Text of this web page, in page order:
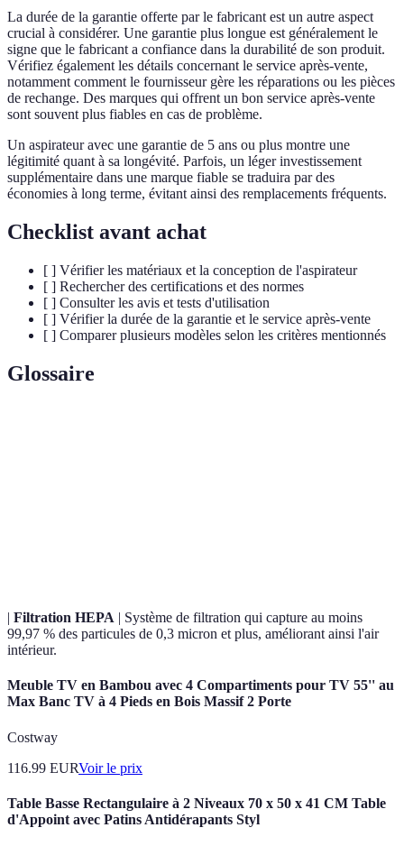
La durée de la garantie offerte par le fabricant est un autre aspect
crucial à considérer. Une garantie plus longue est généralement le
signe que le fabricant a confiance dans la durabilité de son produit.
Vérifiez également les détails concernant le service après-vente,
notamment comment le fournisseur gère les réparations ou les pièces
de rechange. Des marques qui offrent un bon service après-vente
sont souvent plus fiables en cas de problème.
Un aspirateur avec une garantie de 5 ans ou plus montre une
légitimité quant à sa longévité. Parfois, un léger investissement
supplémentaire dans une marque fiable se traduira par des
économies à long terme, évitant ainsi des remplacements fréquents.
Checklist avant achat
[ ] Vérifier les matériaux et la conception de l'aspirateur
[ ] Rechercher des certifications et des normes
[ ] Consulter les avis et tests d'utilisation
[ ] Vérifier la durée de la garantie et le service après-vente
[ ] Comparer plusieurs modèles selon les critères mentionnés
Glossaire
| Filtration HEPA | Système de filtration qui capture au moins
99,97 % des particules de 0,3 micron et plus, améliorant ainsi l'air
intérieur.
Meuble TV en Bambou avec 4 Compartiments pour TV 55'' au
Max Banc TV à 4 Pieds en Bois Massif 2 Porte
Costway
116.99 EURVoir le prix
Table Basse Rectangulaire à 2 Niveaux 70 x 50 x 41 CM Table
d'Appoint avec Patins Antidérapants Styl